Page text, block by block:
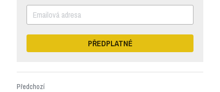
PŘEDPLATNÉ
Předchozí